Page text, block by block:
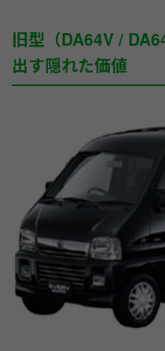
旧型（DA64V /
出す隠れた価値